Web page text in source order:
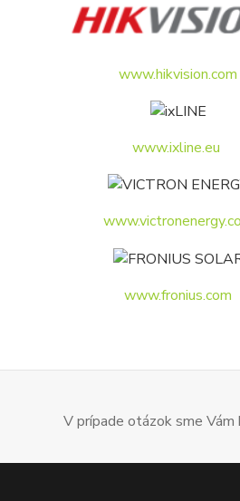
www.hikvision.com
www.ixline.eu
www.fronius.com
V prípade otázok sme